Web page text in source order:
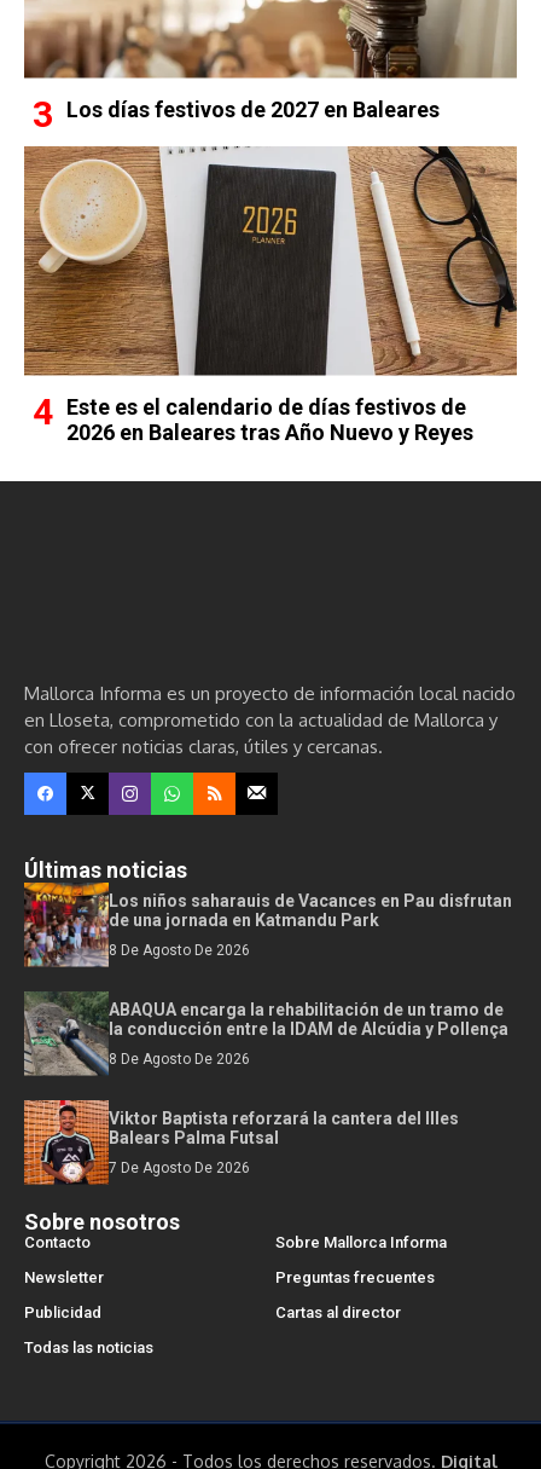
Los días festivos de 2027 en Baleares
Este es el calendario de días festivos de
2026 en Baleares tras Año Nuevo y Reyes
Mallorca Informa es un proyecto de información local nacido
en Lloseta, comprometido con la actualidad de Mallorca y
con ofrecer noticias claras, útiles y cercanas.
Últimas noticias
Los niños saharauis de Vacances en Pau disfrutan
de una jornada en Katmandu Park
8 De Agosto De 2026
ABAQUA encarga la rehabilitación de un tramo de
la conducción entre la IDAM de Alcúdia y Pollença
8 De Agosto De 2026
Viktor Baptista reforzará la cantera del Illes
Balears Palma Futsal
7 De Agosto De 2026
Sobre nosotros
Contacto
Sobre Mallorca Informa
Newsletter
Preguntas frecuentes
Publicidad
Cartas al director
Todas las noticias
Copyright 2026 - Todos los derechos reservados. Digital